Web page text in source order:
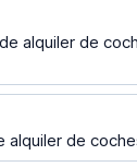
alquiler de
populares
alquiler de
populares